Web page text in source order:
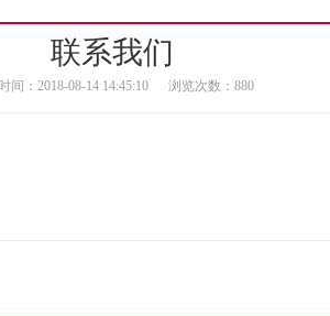
联系我们
间：2018-08-14 14:45:10 浏览次数：880